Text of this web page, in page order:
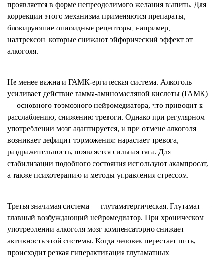
проявляется в форме непреодолимого желания выпить. Для
коррекции этого механизма применяются препараты,
блокирующие опиоидные рецепторы, например,
налтрексон, которые снижают эйфорический эффект от
алкоголя.
Не менее важна и ГАМК-ергическая система. Алкоголь
усиливает действие гамма-аминомасляной кислоты (ГАМК)
— основного тормозного нейромедиатора, что приводит к
расслаблению, снижению тревоги. Однако при регулярном
употреблении мозг адаптируется, и при отмене алкоголя
возникает дефицит торможения: нарастает тревога,
раздражительность, появляется сильная тяга. Для
стабилизации подобного состояния используют акампросат,
а также психотерапию и методы управления стрессом.
Третья значимая система — глутаматергическая. Глутамат —
главный возбуждающий нейромедиатор. При хроническом
употреблении алкоголя мозг компенсаторно снижает
активность этой системы. Когда человек перестает пить,
происходит резкая гиперактивация глутаматных